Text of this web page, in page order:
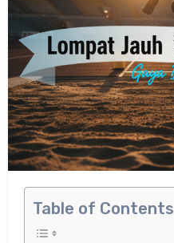
Table of Contents